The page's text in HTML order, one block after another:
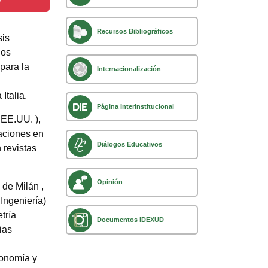
la
Italia.
),
en
revistas
Milán ,
y
Recursos Bibliográficos
Internacionalización
Página Interinstitucional
Diálogos Educativos
Opinión
Documentos IDEXUD